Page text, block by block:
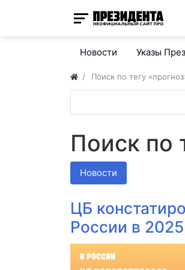
Новости Указы
Поиск по тегу
Поиск по
Новости
ЦБ
России в